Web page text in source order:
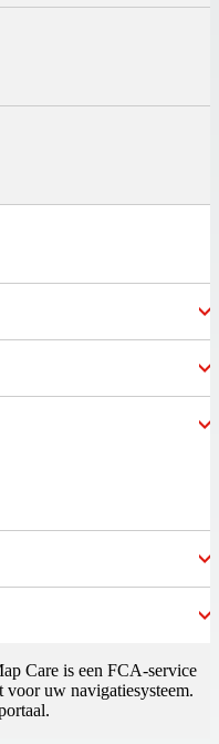
77%
92%
and Herzegovina
Care is een FCA-service
voor uw navigatiesysteem.